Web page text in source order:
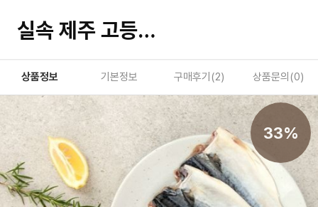
실속 제주 고등어 6미(960g~1.1kg 내외)
상품정보 기본정보 구매후기(2) 상품문의(0)
33%